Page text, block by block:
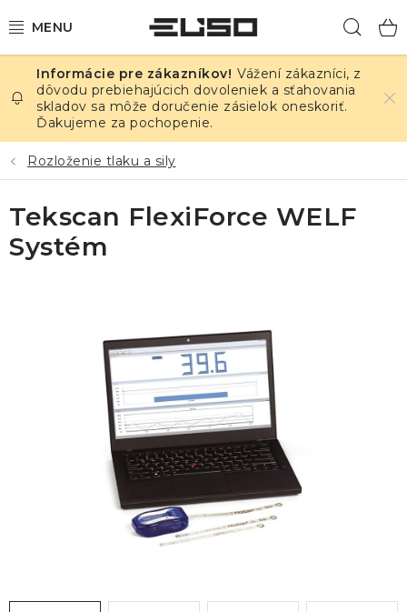
na
ELEKTRINA
TEPLOTA A VLHKOSŤ
TLAK A ÚNIKY
ZÁZNAMNÍKY
Vážení zákazníci, z
dôvodu prebiehajúcich dovoleniek a sťahovania
skladov sa môže doručenie zásielok oneskoriť.
Ďakujeme za pochopenie.
Rozloženie tlaku a sily
Tekscan FlexiForce WELF
Systém